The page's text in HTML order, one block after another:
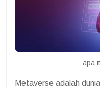
apa
Metaverse adalah